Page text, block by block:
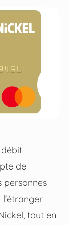
de
personnes
tout en